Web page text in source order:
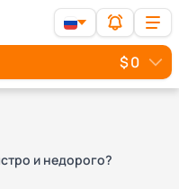
$ 0
и недорого?